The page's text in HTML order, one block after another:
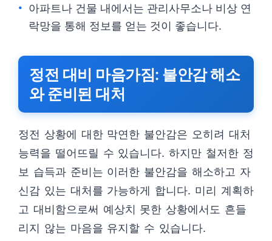
아파트나 건물 내에서는 관리사무소나 비상 연
락망을 통해 정보를 얻는 것이 좋습니다.
정전 대비 마음가짐: 불안감 해소
와 준비된 대처
정전 상황에 대한 막연한 불안감은 오히려 대처
능력을 떨어뜨릴 수 있습니다. 하지만 철저한 정
보 습득과 준비는 이러한 불안감을 해소하고 자
신감 있는 대처를 가능하게 합니다. 미리 계획하
고 대비함으로써 예상치 못한 상황에서도 흔들
리지 않는 마음을 유지할 수 있습니다.